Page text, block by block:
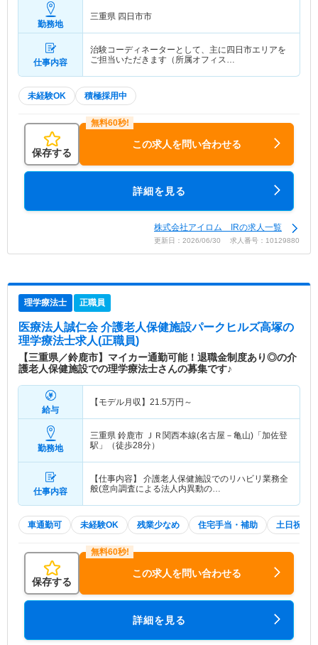
勤務地
三重県 四日市市
仕事内容
治験コーディネーターとして、主に四日市エリアを
ご担当いただきます（所属オフィス…
未経験OK 積極採用中
保存する
この求人を問い合わせる
詳細を見る
株式会社アイロム IRの求人一覧
更新日：2026/06/30 求人番号：10129880
理学療法士 正職員
医療法人誠仁会 介護老人保健施設パークヒルズ高塚の
理学療法士求人(正職員)
【三重県／鈴鹿市】マイカー通勤可能！退職金制度あり◎の介
護老人保健施設での理学療法士さんの募集です♪
給与
【モデル月収】 21.5万円～
勤務地
三重県 鈴鹿市 ＪＲ関西本線(名古屋－亀山)「加佐登
駅」（徒歩28分）
仕事内容
【仕事内容】 介護老人保健施設でのリハビリ業務全
般(意向調査による法人内異動の…
車通勤可 未経験OK 残業少なめ 住宅手当・補助 土日祝休
保存する
この求人を問い合わせる
詳細を見る